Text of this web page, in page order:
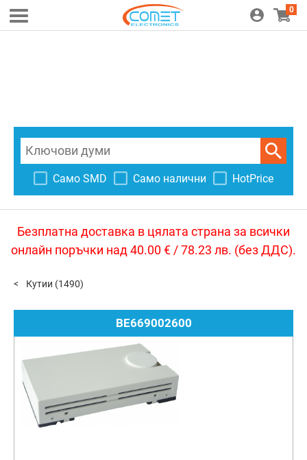
0
Само SMD Само налични HotPrice
Безплатна доставка в цялата страна за всички
онлайн поръчки над 40.00 € / 78.23 лв. (без ДДС).
Кутии (1490)
BE669002600